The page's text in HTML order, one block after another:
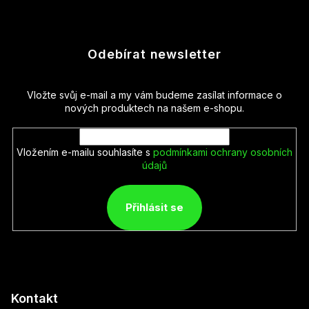
Odebírat newsletter
Vložte svůj e-mail a my vám budeme zasílat informace o
nových produktech na našem e-shopu.
Vložením e-mailu souhlasíte s podmínkami ochrany osobních
údajů
Přihlásit se
Kontakt